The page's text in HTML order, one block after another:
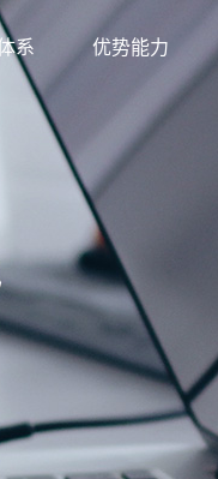
系 优势能力
信息科技
服务网络
资源优势
解决方案